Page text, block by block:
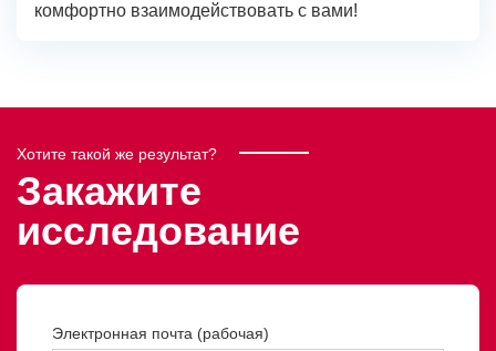
комфортно взаимодействовать с вами!
Хотите такой же результат?
Закажите
исследование
Электронная почта (рабочая)